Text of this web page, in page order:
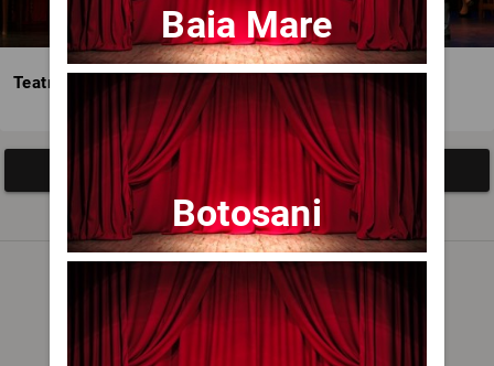
Teatrul Avangardia
Afisați mai multe evenimente
Noutăți
Baia Mare
Botosani